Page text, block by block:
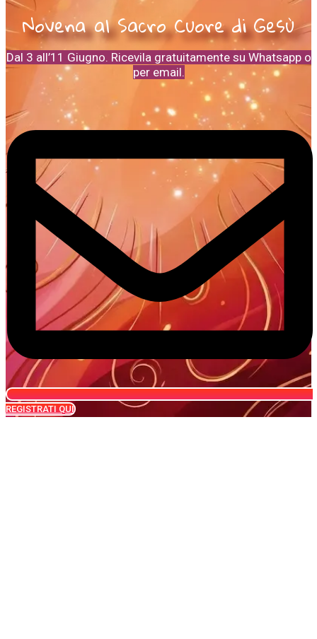
Novena al Sacro Cuore di Gesù
Dal 3 all’11 Giugno. Ricevila gratuitamente su Whatsapp o
per email.
REGISTRATI QUI